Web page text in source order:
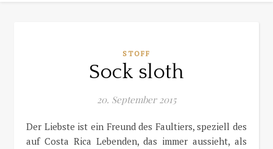
STOFF
Sock sloth
20. September 2015
Der Liebste ist ein Freund des Faultiers, speziell des
auf Costa Rica Lebenden, das immer aussieht, als